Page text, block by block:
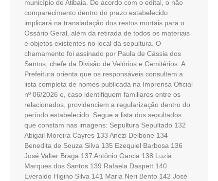
município de Atibaia. De acordo com o edital, o não
comparecimento dentro do prazo estabelecido
implicará na transladação dos restos mortais para o
Ossário Geral, além da retirada de todos os materiais
e objetos existentes no local da sepultura. O
chamamento foi assinado por Paula de Cássia dos
Santos, chefe da Divisão de Velórios e Cemitérios. A
Prefeitura orienta que os responsáveis consultem a
lista completa de nomes publicada na Imprensa Oficial
nº 06/2026 e, caso identifiquem familiares entre os
relacionados, providenciem a regularização dentro do
período estabelecido. Segue a lista dos sepultados
que constam nas imagens: Sepultura Sepultado 132
Abigail Moreira Cayres 133 Anezi Delbone 134
Benedita de Souza Silva 135 Ezequiel Barbosa 136
José Valter Braga 137 Antônio Garcia 138 Luzia
Marques dos Santos 139 Rafaela Daspett 140
Everaldo Higino Silva 141 Maria Neri Bento 142 José